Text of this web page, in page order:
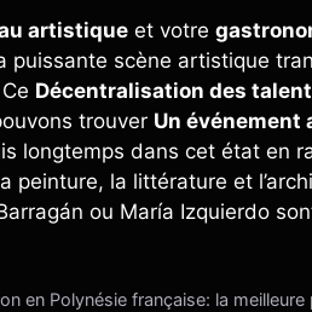
artistique et votre
puissante scène artistique
Décentralisation des
trouver Un événement
longtemps dans cet état en
peinture, la littérature et
ou María Izquierdo
en Polynésie française: la